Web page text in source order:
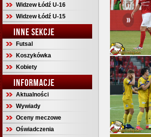
Widzew Łódź U-16
Widzew Łódź U-15
INNE SEKCJE
Futsal
Koszykówka
Kobiety
INFORMACJE
Aktualności
Wywiady
Oceny meczowe
Oświadczenia